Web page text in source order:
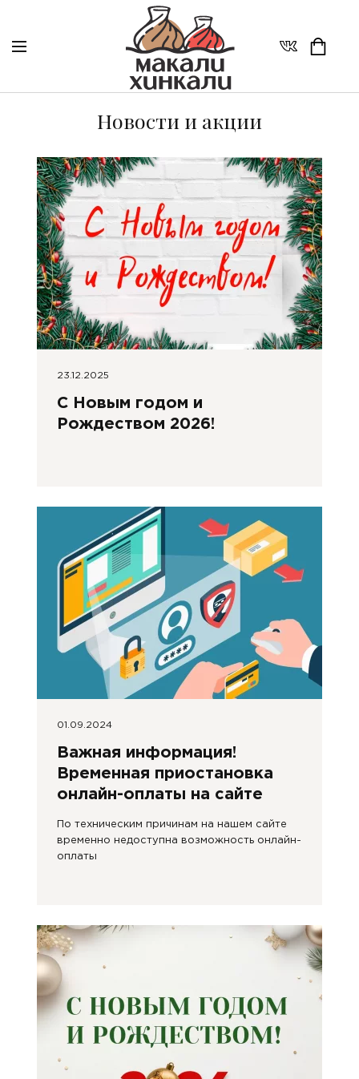
Новости и акции
23.12.2025
С Новым годом и
Рождеством 2026!
01.09.2024
Важная информация!
Временная приостановка
онлайн-оплаты на сайте
По техническим причинам на нашем сайте
временно недоступна возможность онлайн-
оплаты